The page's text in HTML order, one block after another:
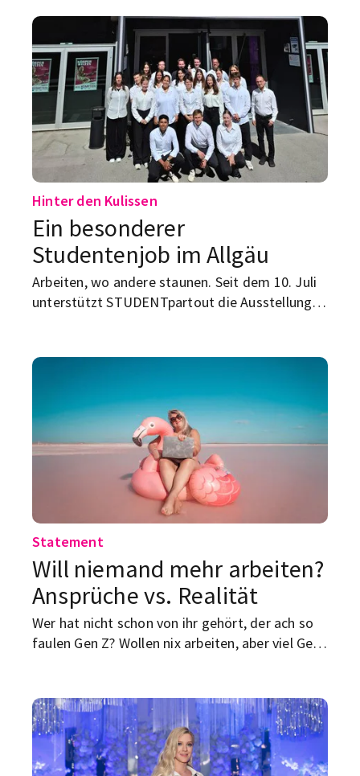
Hinter den Kulissen
Ein besonderer
Studentenjob im Allgäu
Arbeiten, wo andere staunen. Seit dem 10. Juli
unterstützt STUDENTpartout die Ausstellung
Mitarbeiter:innen mittendrin.
Statement
Will niemand mehr arbeiten?
Ansprüche vs. Realität
Wer hat nicht schon von ihr gehört, der ach so
faulen Gen Z? Wollen nix arbeiten, aber viel Geld